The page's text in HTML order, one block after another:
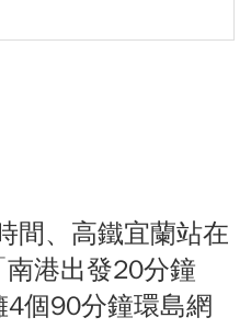
間、高鐵宜蘭站在
港出發20分鐘
個90分鐘環島網